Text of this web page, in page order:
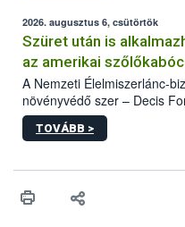
az intenzív felderítést,
hatósággal is
2026. augusztus 6, csütörtök
Szüret után is
az amerikai
A Nemzeti Élelmiszerlánc-
növényvédő szer – Decis
engedélyokiratát
egészen a vesszőérettség
érésű szőlőkben is legyen
felhasználók számára is
TOVÁBB >